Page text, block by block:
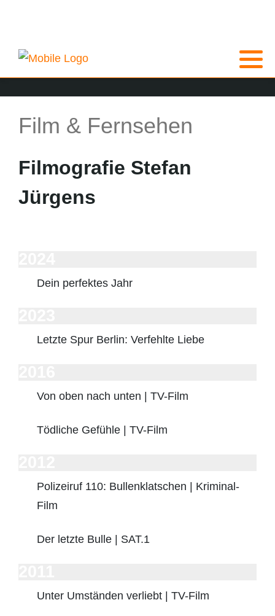
Film & Fernsehen
Filmografie Stefan
Jürgens
Dein perfektes Jahr
Letzte Spur Berlin: Verfehlte Liebe
Von oben nach unten | TV-Film
Tödliche Gefühle | TV-Film
Polizeiruf 110: Bullenklatschen | Kriminal-
Film
Der letzte Bulle | SAT.1
Unter Umständen verliebt | TV-Film